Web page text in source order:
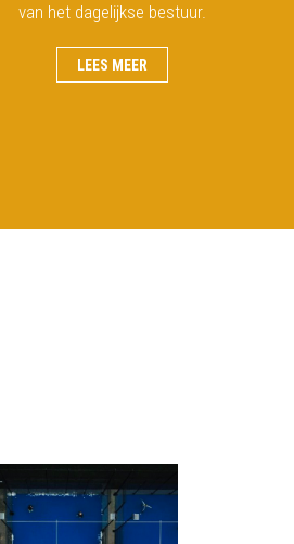
van het dagelijkse bestuur.
LEES MEER